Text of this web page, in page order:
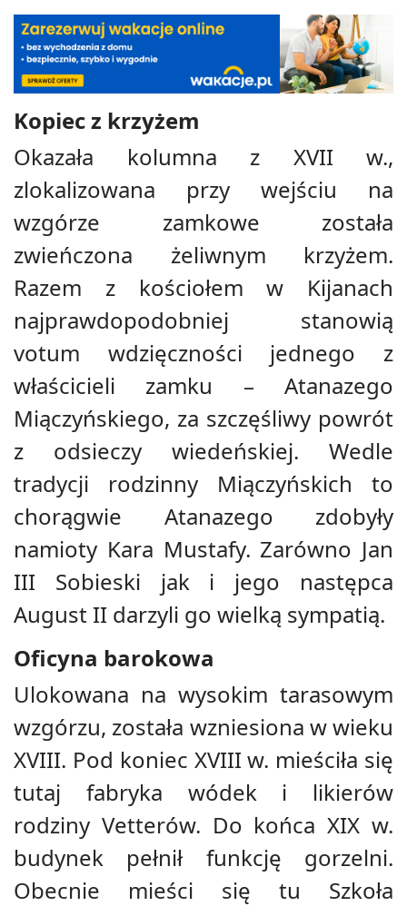
Kopiec z krzyżem
Okazała kolumna z XVII w.,
zlokalizowana przy wejściu na
wzgórze zamkowe została
zwieńczona żeliwnym krzyżem.
Razem z kościołem w Kijanach
najprawdopodobniej stanowią
votum wdzięczności jednego z
właścicieli zamku – Atanazego
Miączyńskiego, za szczęśliwy powrót
z odsieczy wiedeńskiej. Wedle
tradycji rodzinny Miączyńskich to
chorągwie Atanazego zdobyły
namioty Kara Mustafy. Zarówno Jan
III Sobieski jak i jego następca
August II darzyli go wielką sympatią.
Oficyna barokowa
Ulokowana na wysokim tarasowym
wzgórzu, została wzniesiona w wieku
XVIII. Pod koniec XVIII w. mieściła się
tutaj fabryka wódek i likierów
rodziny Vetterów. Do końca XIX w.
budynek pełnił funkcję gorzelni.
Obecnie mieści się tu Szkoła